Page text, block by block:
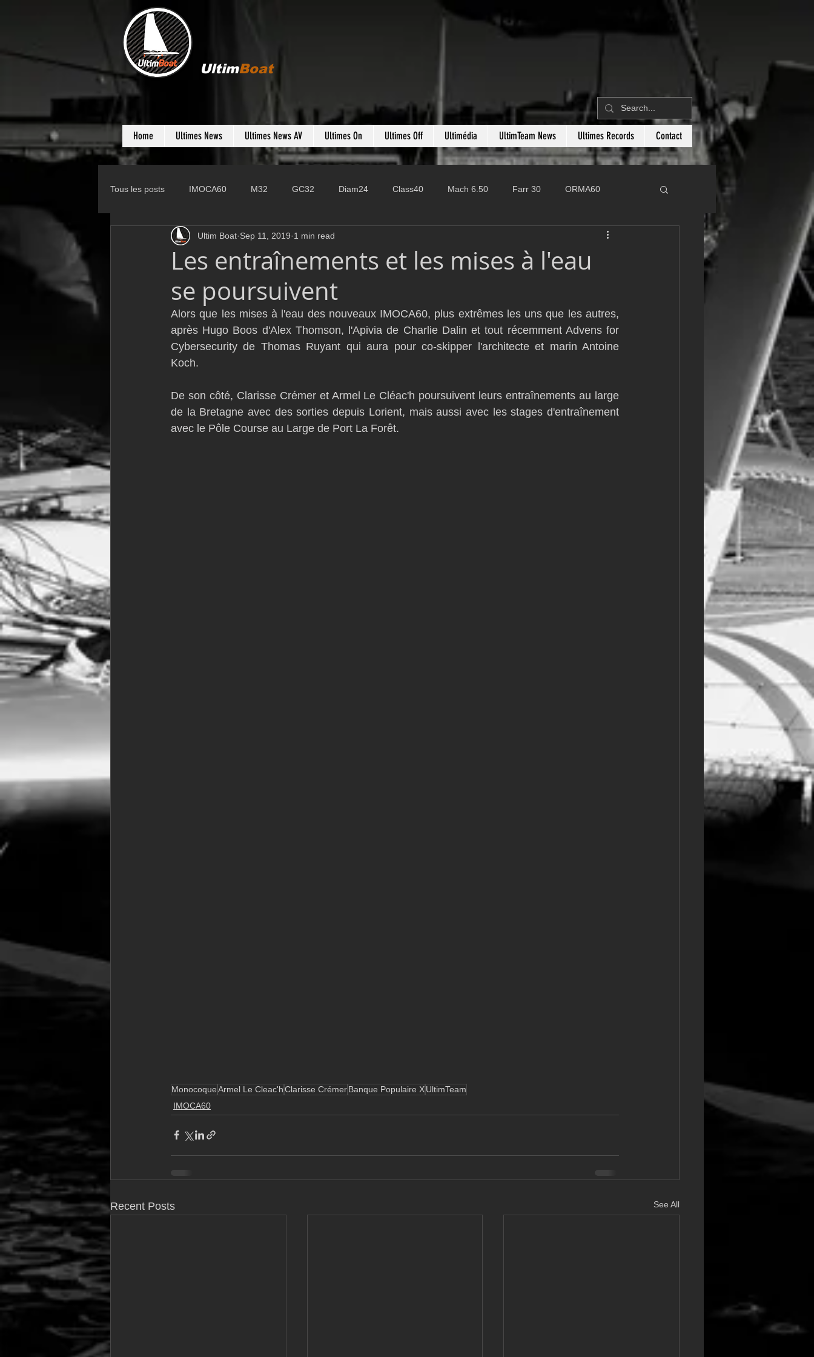
UltimBoat
Home Ultimes News Ultimes News AV Ultimes On Ultimes Off Ultimédia UltimTeam News Ultimes Records Contact
Tous les posts IMOCA60 M32 GC32 Diam24 Class40 Mach 6.50 Farr 30 ORMA60
D35 Farr 280 Fast 40
Class Rhum JMD54 Botin 52
TF35 Business AC75 Open 7.50
Les entraînements et les mises à l'eau
se poursuivent
Ultim Boat Sep 11, 2019 1 min read
Alors que les mises à l'eau des nouveaux IMOCA60, plus extrêmes les uns que les autres,
après Hugo Boos d'Alex Thomson, l'Apivia de Charlie Dalin et tout récemment Advens for
Cybersecurity de Thomas Ruyant qui aura pour co-skipper l'architecte et marin Antoine
Koch.
De son côté, Clarisse Crémer et Armel Le Cléac'h poursuivent leurs entraînements au large
de la Bretagne avec des sorties depuis Lorient, mais aussi avec les stages d'entraînement
avec le Pôle Course au Large de Port La Forêt.
MonocoqueArmel Le Cleac'hClarisse CrémerBanque Populaire XUltimTeam
IMOCA60
Recent Posts See All